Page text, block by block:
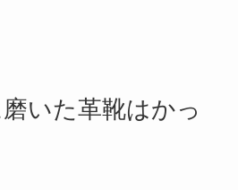
いた革靴はかっ